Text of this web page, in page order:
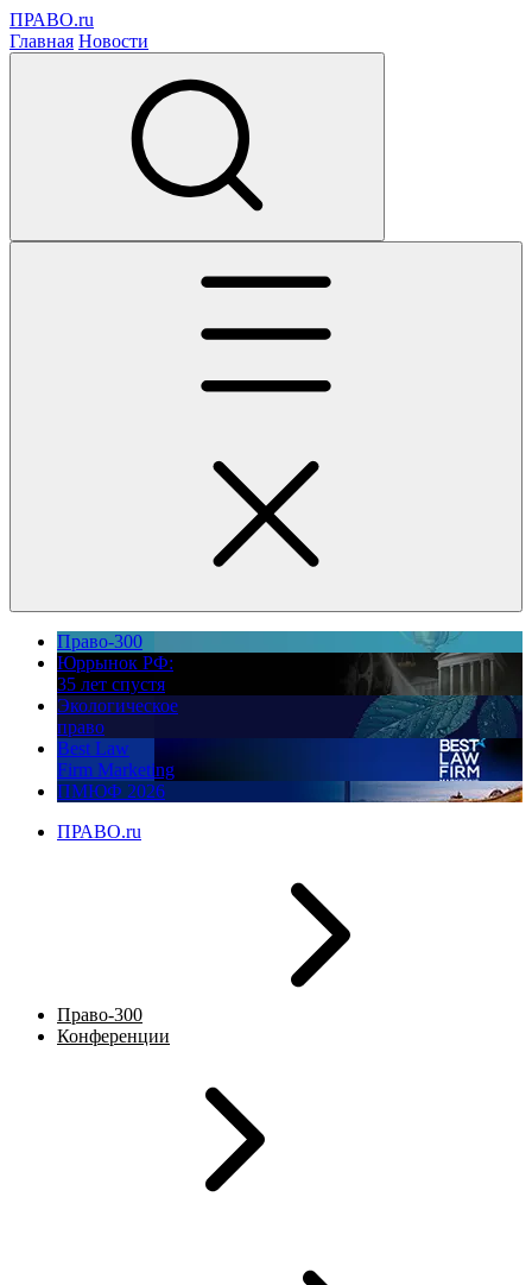
ПРАВО.ru
Главная Новости
Право-300
Юррынок РФ:
35 лет спустя
Экологическое
право
Best Law
Firm Marketing
ПМЮФ 2026
ПРАВО.ru
Право-300
Конференции